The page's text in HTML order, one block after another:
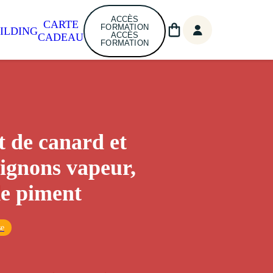
CARTE
CADEAU
ACCÈS
FORMATION
ACCÈS
FORMATION
de canard et
vapeur,
piment